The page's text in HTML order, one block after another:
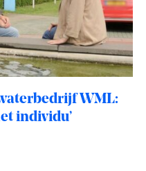
WML:
individu’